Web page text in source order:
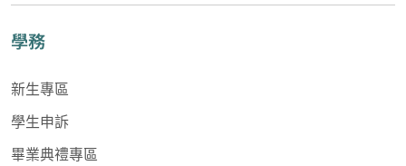
學務
新生專區
學生申訴
畢業典禮專區